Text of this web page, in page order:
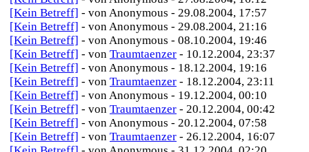
[Kein Betreff] - von Anonymous - 29.08.2004, 17:57
[Kein Betreff] - von Anonymous - 29.08.2004, 21:16
[Kein Betreff] - von Anonymous - 08.10.2004, 19:46
[Kein Betreff] - von Traumtaenzer - 10.12.2004, 23:37
[Kein Betreff] - von Anonymous - 18.12.2004, 19:16
[Kein Betreff] - von Traumtaenzer - 18.12.2004, 23:11
[Kein Betreff] - von Anonymous - 19.12.2004, 00:10
[Kein Betreff] - von Traumtaenzer - 20.12.2004, 00:42
[Kein Betreff] - von Anonymous - 20.12.2004, 07:58
[Kein Betreff] - von Traumtaenzer - 26.12.2004, 16:07